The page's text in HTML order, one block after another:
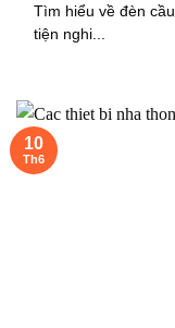
Tìm hiểu về đèn
tiện nghi...
10
Th6